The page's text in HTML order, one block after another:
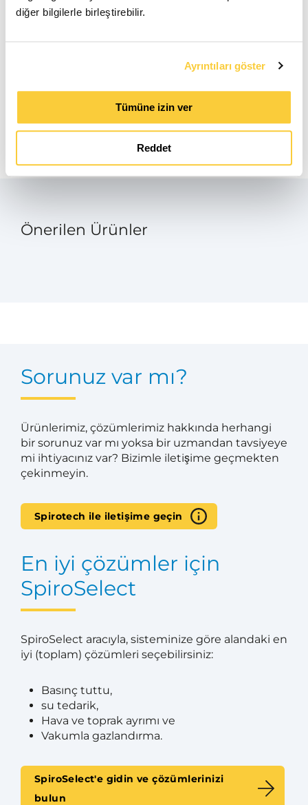
diğer bilgilerle birleştirebilir.
Ayrıntıları göster
Tümüne izin ver
Reddet
pdf
pdf
Dokunmatik ekran kılavuzu
Önerilen Ürünler
Sorunuz var mı?
Ürünlerimiz, çözümlerimiz hakkında herhangi
bir sorunuz var mı yoksa bir uzmandan tavsiyeye
mi ihtiyacınız var? Bizimle iletişime geçmekten
çekinmeyin.
Spirotech ile iletişime geçin
En iyi çözümler için
SpiroSelect
SpiroSelect aracıyla, sisteminize göre alandaki en
iyi (toplam) çözümleri seçebilirsiniz:
Basınç tuttu,
su tedarik,
Hava ve toprak ayrımı ve
Vakumla gazlandırma.
SpiroSelect'e gidin ve çözümlerinizi
bulun